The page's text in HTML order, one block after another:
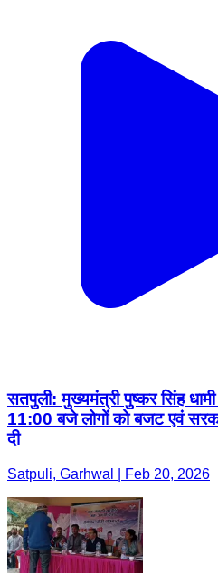
सतपुली: मुख्यमंत्री पुष्कर सिंह
11:00 बजे लोगों को बजट एवं
दी
Satpuli, Garhwal | Feb 20, 2026